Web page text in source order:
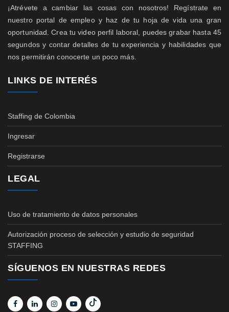
¡Atrévete a cambiar las cosas con nosotros! Regístrate en
nuestro portal de empleo y haz de tu hoja de vida una gran
oportunidad. Crea tu video perfil laboral, puedes grabar hasta 45
segundos y contar detalles de tu experiencia y habilidades que
nos permitirán conocerte un poco más.
LINKS DE INTERÉS
Staffing de Colombia
Ingresar
Registrarse
LEGAL
Uso de tratamiento de datos personales
Autorización proceso de selección y estudio de seguridad
STAFFING
SÍGUENOS EN NUESTRAS REDES